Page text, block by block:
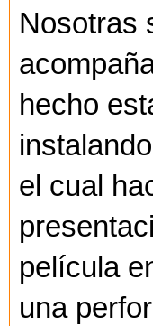
Nosotras
hecho
el cual
película
una